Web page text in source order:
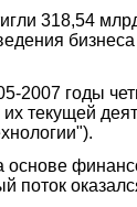
318,54
2007 годы
их текущей
поток